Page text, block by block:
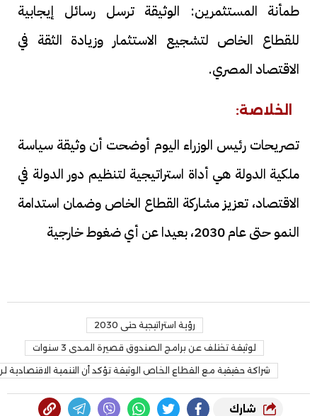
طمأنة المستثمرين: الوثيقة ترسل رسائل إيجابية
للقطاع الخاص لتشجيع الاستثمار وزيادة الثقة في
الاقتصاد المصري.
الخلاصة:
تصريحات رئيس الوزراء اليوم أوضحت أن وثيقة سياسة
ملكية الدولة هي أداة استراتيجية لتنظيم دور الدولة في
الاقتصاد، تعزيز مشاركة القطاع الخاص وضمان استدامة
النمو حتى عام 2030، بعيدا عن أي ضغوط خارجية
رؤية استراتيجية حتى 2030
لوثيقة تختلف عن برامج الصندوق قصيرة المدى 3 سنوات
شراكة حقيقية مع القطاع الخاص الوثيقة تؤكد أن التنمية
شارك